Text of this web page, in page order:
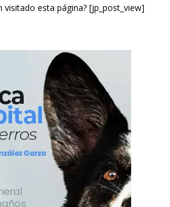
visitado esta página? [jp_post_view]